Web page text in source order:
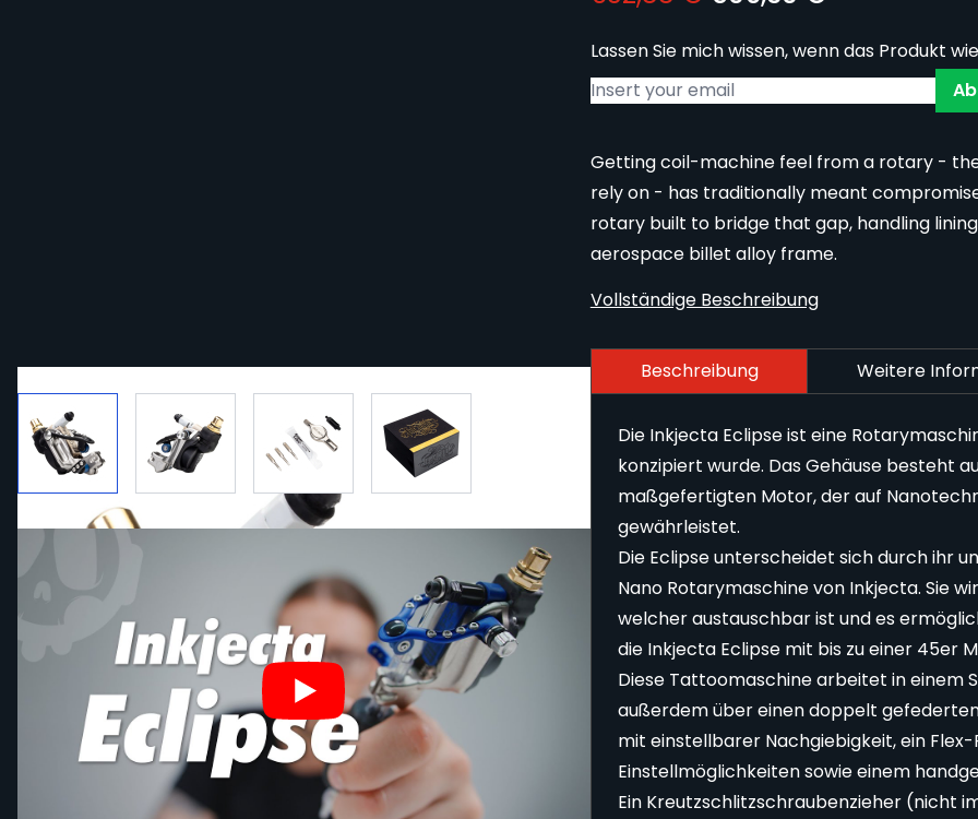
View larger image View larger imageView larger image
Lassen Sie mich wissen, wenn das Produkt
Getting coil-machine feel from a rotary -
rely on - has traditionally meant
rotary built to bridge that gap, handling
aerospace billet alloy frame.
Vollständige Beschreibung
Beschreibung Weitere
Die Inkjecta Eclipse ist eine
konzipiert wurde. Das Gehäuse besteht
maßgefertigten Motor, der auf
gewährleistet.
Die Eclipse unterscheidet sich durch ihr
Nano Rotarymaschine von Inkjecta. Sie
welcher austauschbar ist und es
die Inkjecta Eclipse mit bis zu einer 45er
Diese Tattoomaschine arbeitet in einem
außerdem über einen doppelt
mit einstellbarer Nachgiebigkeit, ein
Einstellmöglichkeiten sowie einem
Ein Kreutzschlitzschraubenzieher (nicht